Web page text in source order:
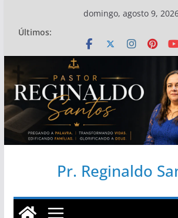
conteúdo
domingo, agosto 9,
Últimos:
Pr. Reginaldo